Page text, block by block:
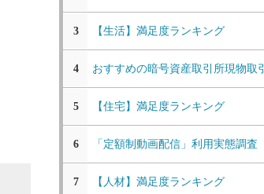
3 【生活】満足度ランキング
4 おすすめの暗号資産取引所現物取引
5 【住宅】満足度ランキング
6 「定額制動画配信」利用実態調査
7 【人材】満足度ランキング